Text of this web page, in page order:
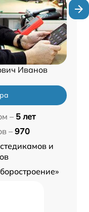
Иванов
– 5 лет
– 970
и